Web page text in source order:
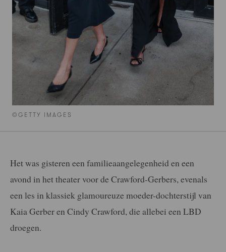
©GETTY IMAGES
Het was gisteren een familieaangelegenheid en een
avond in het theater voor de Crawford-Gerbers, evenals
een les in klassiek glamoureuze moeder-dochterstijl van
Kaia Gerber en Cindy Crawford, die allebei een LBD
droegen.